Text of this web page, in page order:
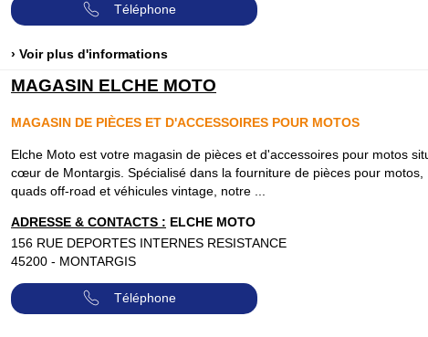
Téléphone
› Voir plus d'informations
MAGASIN ELCHE MOTO
MAGASIN DE PIÈCES ET D'ACCESSOIRES POUR MOTOS
Elche Moto est votre magasin de pièces et d'accessoires pour motos
cœur de Montargis. Spécialisé dans la fourniture de pièces pour motos,
quads off-road et véhicules vintage, notre ...
ADRESSE & CONTACTS : ELCHE MOTO
156 RUE DEPORTES INTERNES RESISTANCE
45200 - MONTARGIS
Téléphone